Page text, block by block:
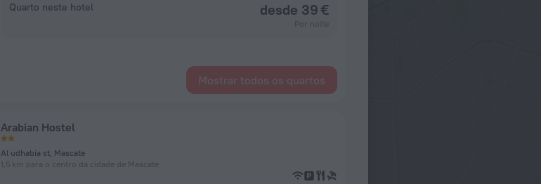
Quarto neste hotel desde 39 €
Mostrar todos os quartos
Arabian Hostel
Al udhabia st, Mascate
1,5 km para o centro da cidade de Mascate